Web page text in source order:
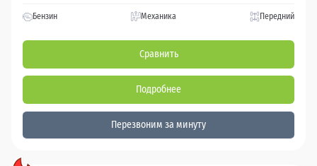
Бензин Механика Передний
Сравнить
Подробнее
Перезвоним за минуту